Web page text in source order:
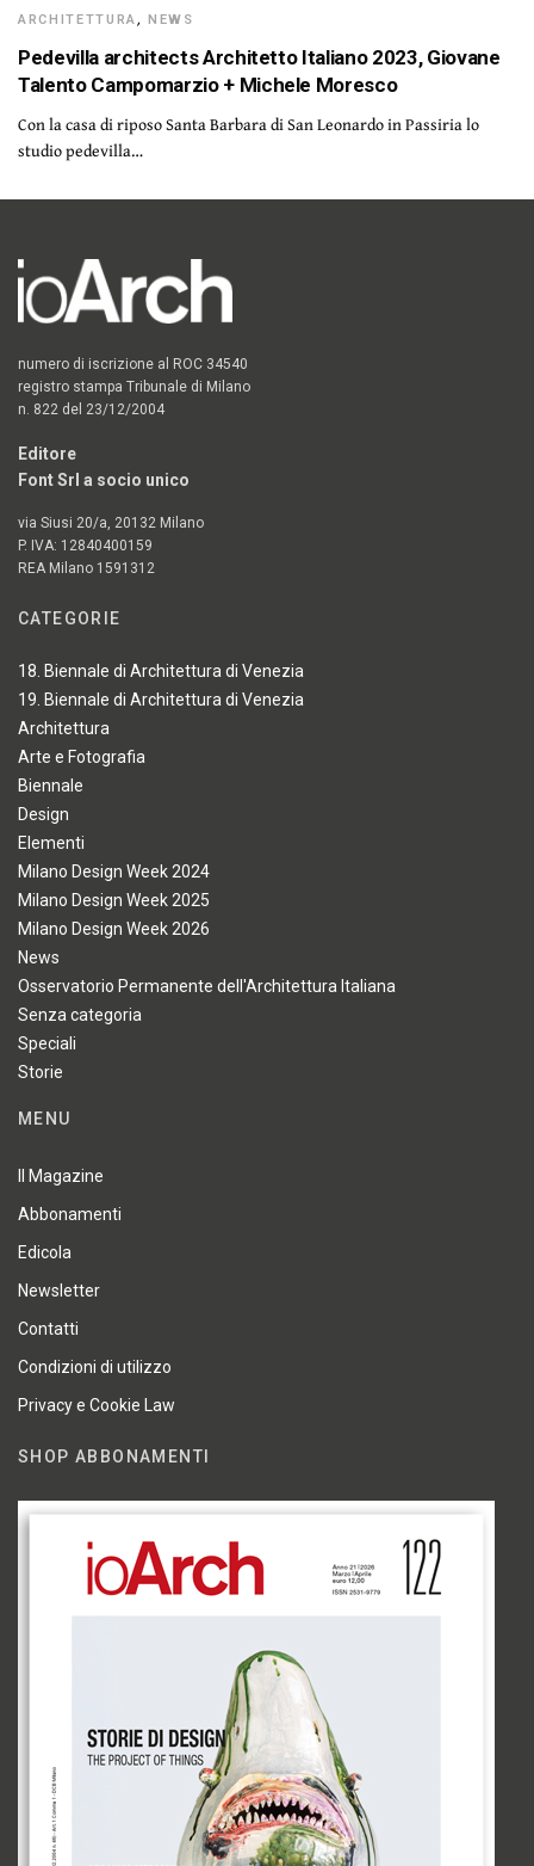
ARCHITETTURA,NEWS
Pedevilla architects Architetto Italiano 2023, Giovane
Talento Campomarzio + Michele Moresco
Con la casa di riposo Santa Barbara di San Leonardo in Passiria lo
studio pedevilla…
numero di iscrizione al ROC 34540
registro stampa Tribunale di Milano
n. 822 del 23/12/2004
Editore
Font Srl a socio unico
via Siusi 20/a, 20132 Milano
P. IVA: 12840400159
REA Milano 1591312
CATEGORIE
18. Biennale di Architettura di Venezia
19. Biennale di Architettura di Venezia
Architettura
Arte e Fotografia
Biennale
Design
Elementi
Milano Design Week 2024
Milano Design Week 2025
Milano Design Week 2026
News
Osservatorio Permanente dell'Architettura Italiana
Senza categoria
Speciali
Storie
MENU
Il Magazine
Abbonamenti
Edicola
Newsletter
Contatti
Condizioni di utilizzo
Privacy e Cookie Law
SHOP ABBONAMENTI